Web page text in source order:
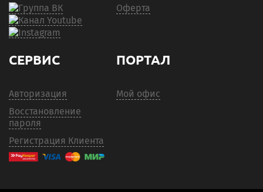
Оферта
СЕРВИС
Авторизация
Восстановление
пароля
Регистрация Клиента
ПОРТАЛ
Мой офис